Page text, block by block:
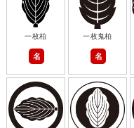
一枚柏
名
一枚鬼柏
名